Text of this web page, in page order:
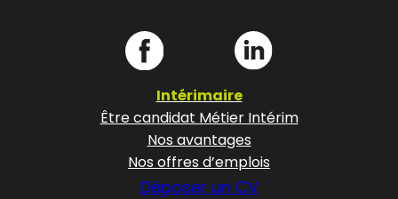
Intérimaire
Être candidat Métier Intérim
Nos avantages
Nos offres d’emplois
Déposer un CV